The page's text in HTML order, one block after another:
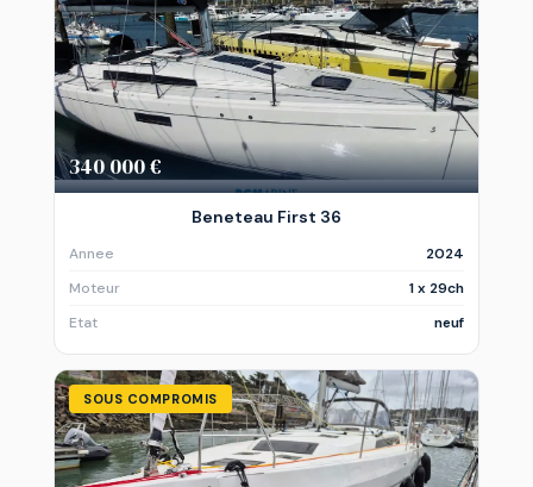
340 000 €
Beneteau First 36
Annee
2024
Moteur
1 x 29ch
Etat
neuf
SOUS COMPROMIS